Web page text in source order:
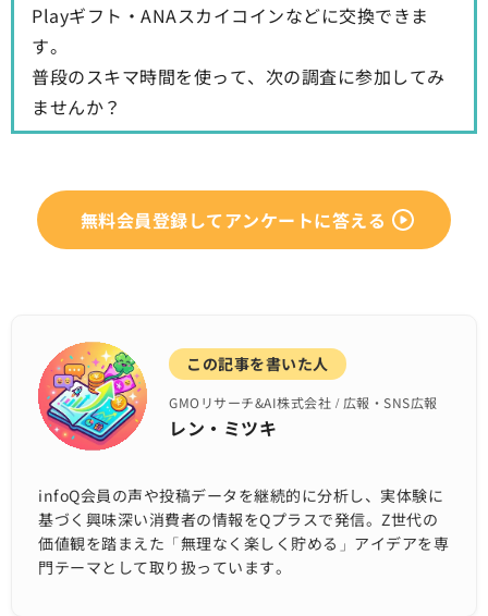
Playギフト・ANAスカイコインなどに交換できま
す。
普段のスキマ時間を使って、次の調査に参加してみ
ませんか？
無料会員登録してアンケートに答える
この記事を書いた人
GMOリサーチ&AI株式会社 / 広報・SNS広報
レン・ミツキ
infoQ会員の声や投稿データを継続的に分析し、実体験に
基づく興味深い消費者の情報をQプラスで発信。Z世代の
価値観を踏まえた「無理なく楽しく貯める」アイデアを専
門テーマとして取り扱っています。